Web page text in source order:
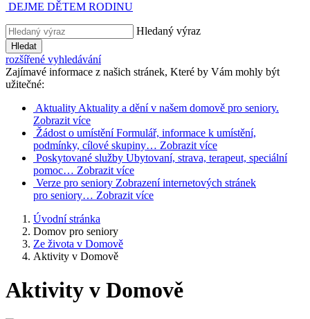
DEJME DĚTEM RODINU
Hledaný výraz
Hledat
rozšířené vyhledávání
Zajímavé informace z našich stránek, Které by Vám mohly být
užitečné:
Aktuality Aktuality a dění v našem domově pro seniory.
Zobrazit více
Žádost o umístění Formulář, informace k umístění,
podmínky, cílové skupiny… Zobrazit více
Poskytované služby Ubytovaní, strava, terapeut, speciální
pomoc… Zobrazit více
Verze pro seniory Zobrazení internetových stránek
pro seniory… Zobrazit více
Úvodní stránka
Domov pro seniory
Ze života v Domově
Aktivity v Domově
Aktivity v Domově